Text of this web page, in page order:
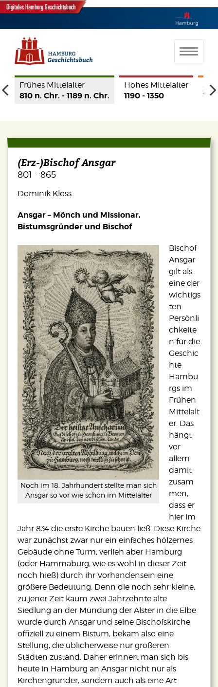
Frühes Mittelalter
810 n. Chr. - 1189 n. Chr.
Hohes Mittelalter
1190 - 1350
(Erz-)Bischof Ansgar
801 - 865
Dominik Kloss
Ansgar – Mönch und Missionar,
Bistumsgründer und Bischof
Noch im 18. Jahrhundert stellte man sich
Ansgar so vor wie schon im Mittelalter
Bischof
Ansgar
gilt als
eine der
wichtigs
ten
Persönli
chkeite
n für die
Geschic
hte
Hambu
rgs im
Frühen
Mittelalt
er. Das
hängt
vor
allem
damit
zusam
men,
dass er
hier im
Jahr 834 die erste Kirche bauen ließ. Diese Kirche
war zunächst zwar nur ein einfaches hölzernes
Gebäude ohne Turm, verlieh aber Hamburg
(oder Hammaburg, wie es wohl in dieser Zeit
noch hieß) durch ihr Vorhandensein eine
größere Bedeutung. Denn die noch sehr kleine,
zu jener Zeit kaum zwei Jahrzehnte alte
Siedlung an der Mündung der Alster in die Elbe
wurde durch Ansgar und seine Bischofskirche
offiziell zu einem Bistum, bekam also eine
Stellung, die üblicherweise nur größeren
Städten zustand. Daher erinnert man sich bis
heute in Hamburg an Ansgar nicht nur als
Kirchengründer, sondern auch als eine Art